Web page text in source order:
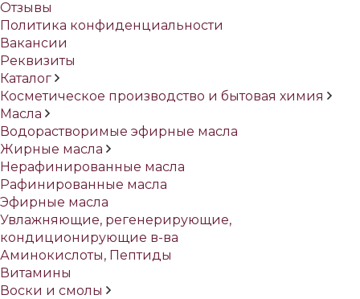
Отзывы
Политика конфиденциальности
Вакансии
Реквизиты
Каталог
Косметическое производство и бытовая химия
Масла
Водорастворимые эфирные масла
Жирные масла
Нерафинированные масла
Рафинированные масла
Эфирные масла
Увлажняющие, регенерирующие,
кондиционирующие в-ва
Аминокислоты, Пептиды
Витамины
Воски и смолы